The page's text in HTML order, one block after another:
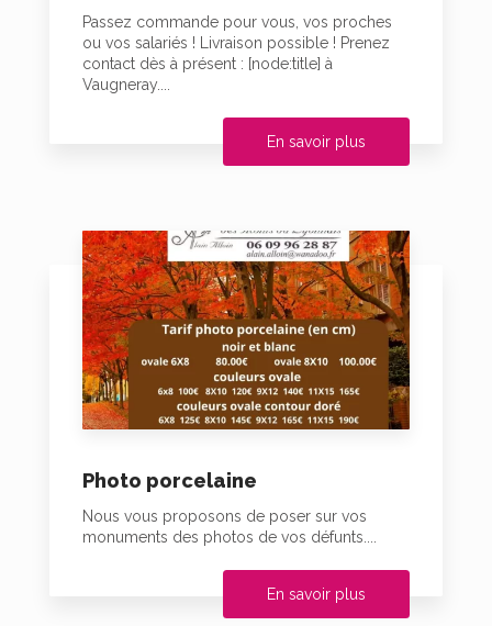
Passez commande pour vous, vos proches
ou vos salariés ! Livraison possible ! Prenez
contact dès à présent : [node:title] à
Vaugneray....
En savoir plus
Photo porcelaine
Nous vous proposons de poser sur vos
monuments des photos de vos défunts....
En savoir plus